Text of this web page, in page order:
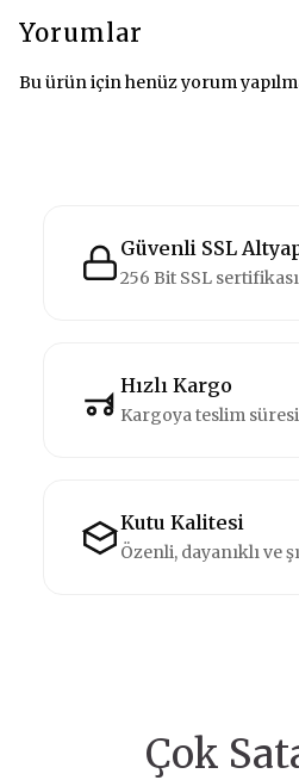
Yorumlar
Bu ürün için henüz yorum
Güvenli SSL
256 Bit SSL
Hızlı Kargo
Kargoya teslim
Kutu Kalitesi
Özenli, dayanıklı ve
Çok